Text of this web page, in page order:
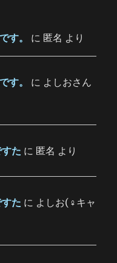
す。 に 匿名 より
す。 に よしおさん
た に 匿名 より
た に よしお(♀キャ